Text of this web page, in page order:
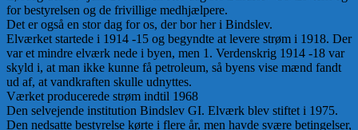
for bestyrelsen og de frivillige medhjælpere.
Det er også en stor dag for os, der bor her i Bindslev.
Elværket startede i 1914 -15 og begyndte at levere strøm i 1918. Der
var et mindre elværk nede i byen, men 1. Verdenskrig 1914 -18 var
skyld i, at man ikke kunne få petroleum, så byens vise mænd fandt
ud af, at vandkraften skulle udnyttes.
Værket producerede strøm indtil 1968
Den selvejende institution Bindslev GI. Elværk blev stiftet i 1975.
Den nedsatte bestyrelse kørte i flere år, men havde svære betingelser,